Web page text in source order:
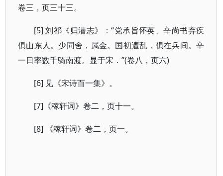
卷三，页三十三。
[5] 刘祁《归潜志》：“党承旨怀英、辛尚书弃疾
俱山东人。少同舍，属金。国初遭乱，俱在兵间。辛
一日率数千骑南渡。显于宋．”(卷八，页六)
[6] 见《宋诗百一集》。
[7]《稼轩词》卷二，页十一。
[8] 《稼轩词》卷二，页一。